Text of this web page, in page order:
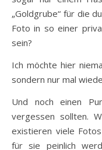
„Goldgrube“ für die
Foto in so einer
sein?
Ich möchte hier
sondern nur mal
Und noch einen
vergessen sollten.
existieren viele
für sie peinlich